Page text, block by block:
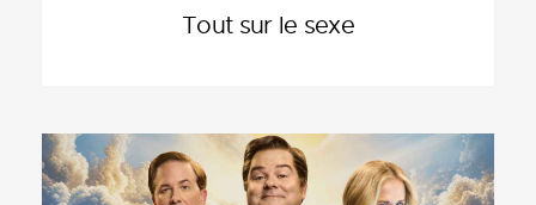
Tout sur le sexe